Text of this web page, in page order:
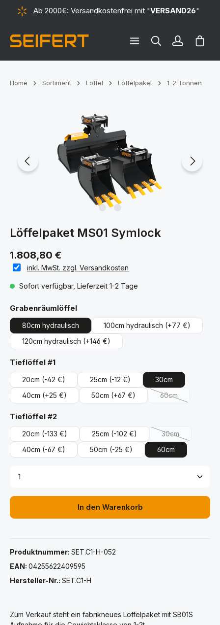
springenAb 2000€: Versandkostenfrei mit "VERSAND26"
Home Sortiment Löffel Löffelpaket 1-2 Tonnen
Löffelpaket MS01 Symlock
1.808,80 €
inkl. MwSt. zzgl. Versandkosten
Sofort verfügbar, Lieferzeit 1-2 Tage
Grabenräumlöffelauswählen
80cm hydraulisch 100cm hydraulisch (+77 €)
120cm hydraulisch (+146 €)
Tieflöffel #1auswählen
20cm (-42 €) 25cm (-12 €)
30cm
40cm (+25 €) 50cm (+67 €) 60cm
(Diese Option
Tieflöffel #2auswählen
20cm (-133 €) 25cm (-102 €) 30cm
(Diese Option
40cm (-67 €) 50cm (-25 €) 60cm
Produkt Anzahl: Gib den gewünschten Wert ein
In den Warenkorb
Produktnummer: SET.C1-H-052
EAN: 04255622409595
Hersteller-Nr.: SET.C1-H
Zum Verkauf steht ein fabrikneues Löffelpaket mit SB01S